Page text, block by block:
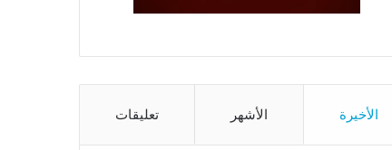
الأخيرة الأشهر تعليقات